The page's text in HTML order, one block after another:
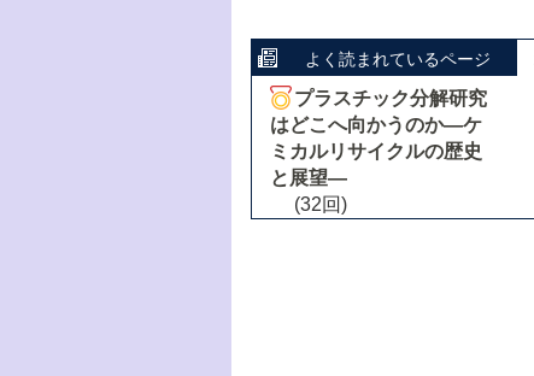
よく読まれているページ
プラスチック分解研究
はどこへ向かうのか―ケ
ミカルリサイクルの歴史
と展望―
(32回)